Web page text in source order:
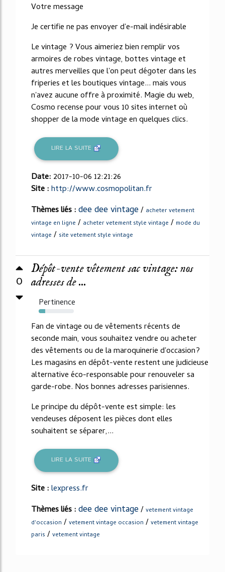
Votre message
Je certifie ne pas envoyer d'e-mail indésirable
Le vintage ? Vous aimeriez bien remplir vos
armoires de robes vintage, bottes vintage et
autres merveilles que l'on peut dégoter dans les
friperies et les boutiques vintage... mais vous
n'avez aucune offre à proximité. Magie du web,
Cosmo recense pour vous 10 sites internet où
shopper de la mode vintage en quelques clics.
LIRE LA SUITE
Date: 2017-10-06 12:21:26
Site :http://www.cosmopolitan.fr
Thèmes liés :dee dee vintage/ acheter vetement
vintage en ligne / acheter vetement style vintage / mode du
vintage / site vetement style vintage
0
Dépôt-vente vêtement sac vintage: nos
adresses de ...
Pertinence
19%
Fan de vintage ou de vêtements récents de
seconde main, vous souhaitez vendre ou acheter
des vêtements ou de la maroquinerie d'occasion?
Les magasins en dépôt-vente restent une judicieuse
alternative éco-responsable pour renouveler sa
garde-robe. Nos bonnes adresses parisiennes.
Le principe du dépôt-vente est simple: les
vendeuses déposent les pièces dont elles
souhaitent se séparer,...
LIRE LA SUITE
Site :lexpress.fr
Thèmes liés :dee dee vintage/ vetement vintage
d'occasion / vetement vintage occasion / vetement vintage
paris / vetement vintage